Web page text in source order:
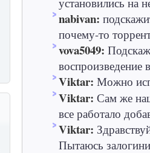
nabivan:
почему-то
vova5049:
воспроизведение
Viktar: Можно
Viktar: Сам же
все работало
Viktar:
Пытаюсь